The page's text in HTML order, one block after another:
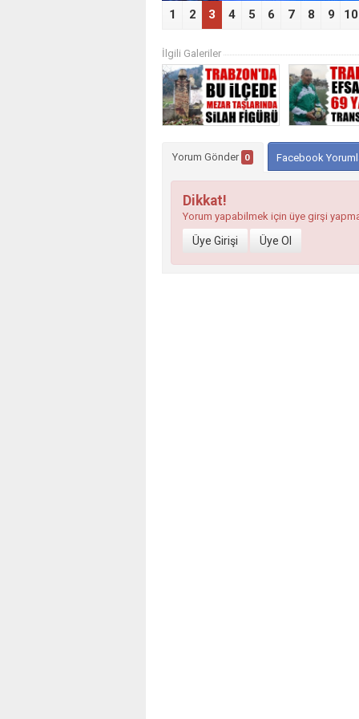
1 2 3 4 5 6 7 8 9 10
İlgili Galeriler
Yorum Gönder 0 Facebook
Dikkat!
Yorum yapabilmek için üye girşi
Üye Girişi Üye Ol